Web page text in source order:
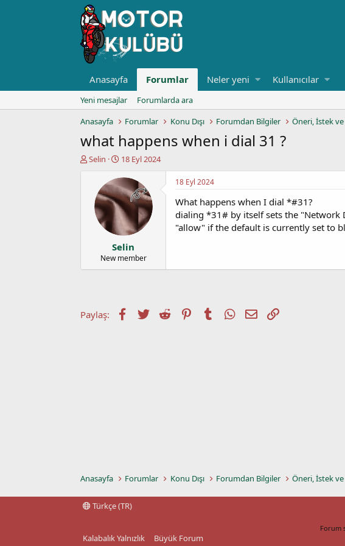
Anasayfa Forumlar Neler yeni Kullanıcılar
Yeni mesajlar
Forumlarda ara
Anasayfa
Forumlar Konu Dışı Forumdan Bilgiler Öneri, İstek
what happens when i dial 31 ?
K
a
Selin
B
ş
l
a
n
g
ı
ç
t
a
i
18 Eyl 2024
Selin
New member
18 Eyl 2024
What happens when I dial *#31?
dialing *31# by itself sets the "Network
"allow" if the default is currently set to
Paylaş: Facebook
TwitterReddit PinterestTumblrWhatsApp
E-postaLink
Anasayfa Forumlar Konu Dışı Forumdan Bilgiler Öneri, İstek
Türkçe (TR)
Forum
Kalabalık Yalnızlık Büyük Forum